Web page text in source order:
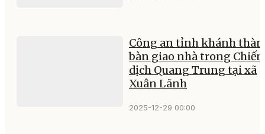
Công an tỉnh khánh
bàn giao nhà trong Chiến
dịch Quang Trung tại xã
Xuân Lãnh
2025-12-29 00:00